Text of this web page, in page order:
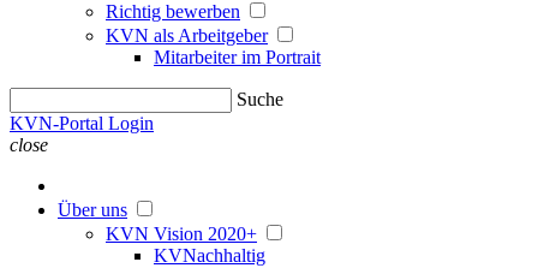
Richtig bewerben
KVN als Arbeitgeber
Mitarbeiter im Portrait
Suche
KVN-Portal Login
close
Über uns
KVN Vision 2020+
KVNachhaltig